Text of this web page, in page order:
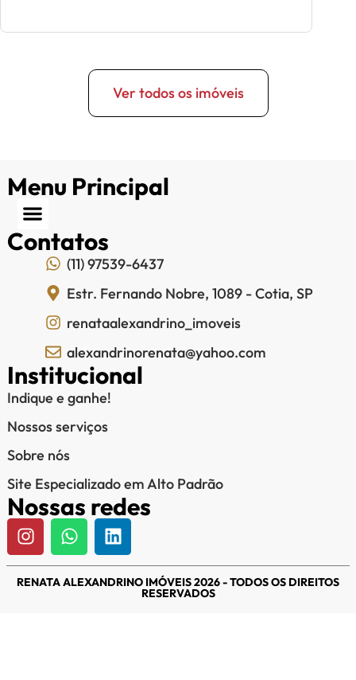
Ver todos os imóveis
Menu Principal
Contatos
(11) 97539-6437
Estr. Fernando Nobre, 1089 - Cotia, SP
renataalexandrino_imoveis
alexandrinorenata@yahoo.com
Institucional
Indique e ganhe!
Nossos serviços
Sobre nós
Site Especializado em Alto Padrão
Nossas redes
RENATA ALEXANDRINO IMÓVEIS 2026 - TODOS OS DIREITOS
RESERVADOS